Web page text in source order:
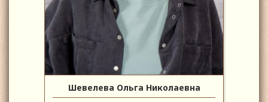
Шевелева Ольга Николаевна